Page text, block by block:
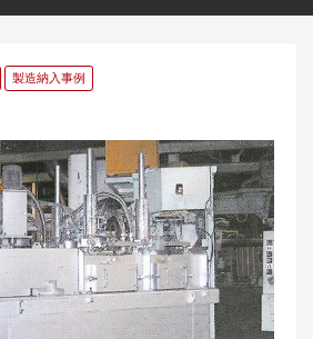
製造納入事例